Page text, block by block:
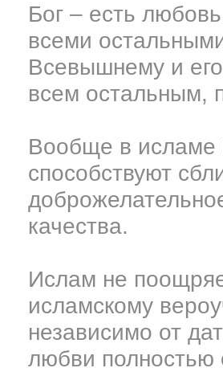
Бог – есть
всеми
Всевышнему и
всем остальным,
Вообще в исламе
способствуют
качества.
Ислам не
исламскому
независимо от
любви полностью